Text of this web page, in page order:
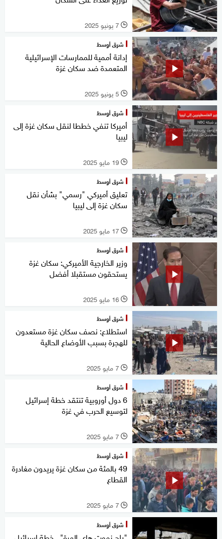
l 7 يونيو 2025
شرق أوسط
إدانة أممية للممارسات الإسرائيلية
المتعمدة ضد سكان غزة
l 5 يونيو 2025
شرق أوسط
أميركا تنفي خططا لنقل سكان غزة إلى
ليبيا
l 19 مايو 2025
شرق أوسط
تعليق أميركي "رسمي" بشأن نقل
سكان غزة إلى ليبيا
l 17 مايو 2025
شرق أوسط
وزير الخارجية الأميركي: سكان غزة
يستحقون مستقبلا أفضل
l 16 مايو 2025
شرق أوسط
استطلاع: نصف سكان غزة مستعدون
للهجرة بسبب الأوضاع الحالية
l 7 مايو 2025
شرق أوسط
6 دول أوروبية تنتقد خطة إسرائيل
لتوسيع الحرب في غزة
l 7 مايو 2025
شرق أوسط
49 بالمئة من سكان غزة يريدون مغادرة
القطاع
l 7 مايو 2025
شرق أوسط